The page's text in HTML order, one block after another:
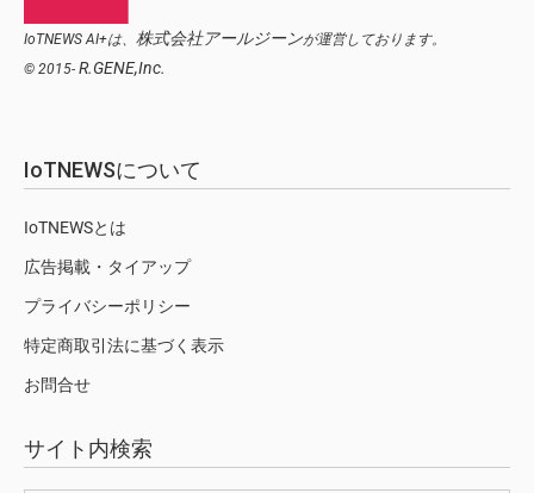
IoTNEWS AI+は、 株式会社アールジーンが運営しております。
© 2015- R.GENE,Inc.
IoTNEWSについて
IoTNEWSとは
広告掲載・タイアップ
プライバシーポリシー
特定商取引法に基づく表示
お問合せ
サイト内検索